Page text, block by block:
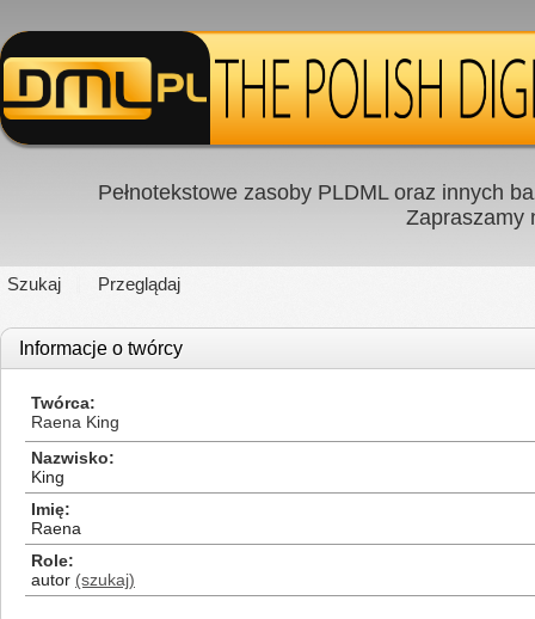
Pełnotekstowe zasoby PLDML oraz innych
Zapraszamy
Szukaj Przeglądaj
Informacje o twórcy
Twórca
Raena King
Nazwisko
King
Imię
Raena
Role
autor (szukaj)